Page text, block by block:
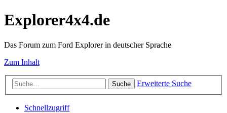
Explorer4x4.de
Das Forum zum Ford Explorer in deutscher Sprache
Zum Inhalt
Suche Erweiterte Suche
Schnellzugriff